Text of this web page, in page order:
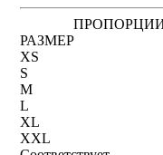
РАЗМЕР
XS
S
M
L
XL
XXL